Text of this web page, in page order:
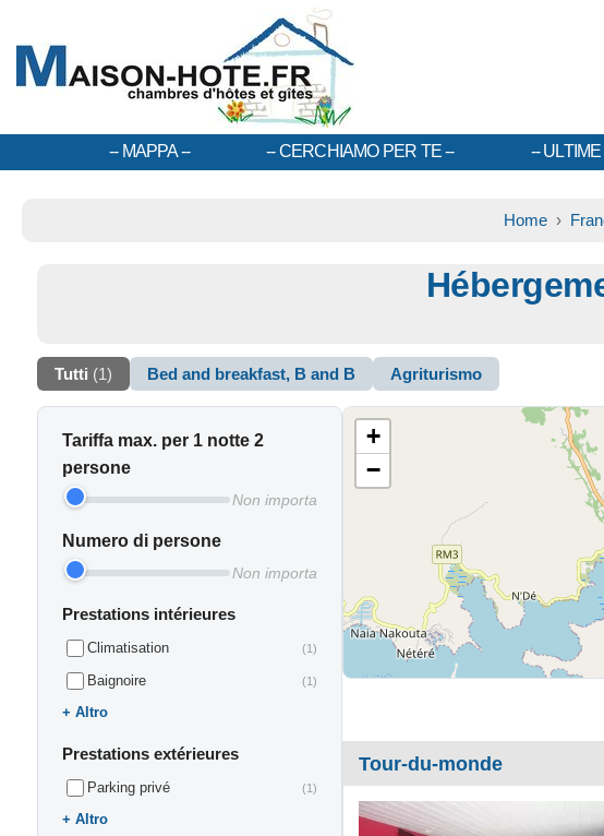
MAPPA CERCHIAMO PER TE
Home ›
Tutti (1) Bed and breakfast, B and B Agriturismo
Tariffa max. per 1 notte 2
persone
Non importa
Numero di persone
Non importa
Prestations intérieures
Climatisation (1)
Baignoire (1)
Altro
Prestations extérieures
Parking privé (1)
Altro
+
−
Tour-du-monde